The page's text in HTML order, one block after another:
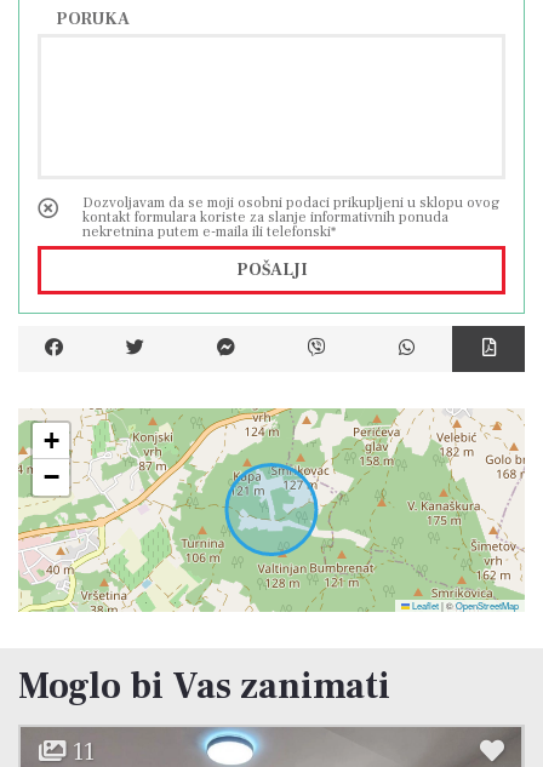
PORUKA
Dozvoljavam da se moji osobni podaci prikupljeni u sklopu ovog
kontakt formulara koriste za slanje informativnih ponuda
nekretnina putem e-maila ili telefonski*
POŠALJI
+
−
Leaflet|©OpenStreetMap
Moglo bi Vas zanimati
11